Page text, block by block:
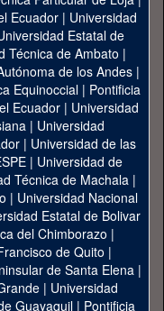
Ecuador| Universidad
Estatal de
Técnica de Ambato |
de los Andes|
Equinoccial| Pontificia
Ecuador | Universidad
| Universidad
| Universidad de las
| Universidad de
Técnica de Machala|
| Universidad Nacional
Estatal de Bolivar
del Chimborazo |
de Quito |
de Santa Elena|
| Universidad
Guayaquil| Pontificia